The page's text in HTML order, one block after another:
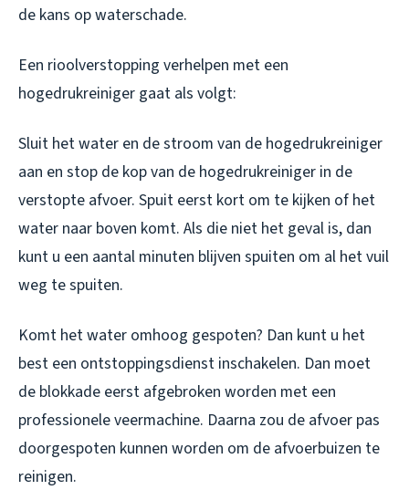
de kans op waterschade.
Een rioolverstopping verhelpen met een
hogedrukreiniger gaat als volgt:
Sluit het water en de stroom van de hogedrukreiniger
aan en stop de kop van de hogedrukreiniger in de
verstopte afvoer. Spuit eerst kort om te kijken of het
water naar boven komt. Als die niet het geval is, dan
kunt u een aantal minuten blijven spuiten om al het vuil
weg te spuiten.
Komt het water omhoog gespoten? Dan kunt u het
best een ontstoppingsdienst inschakelen. Dan moet
de blokkade eerst afgebroken worden met een
professionele veermachine. Daarna zou de afvoer pas
doorgespoten kunnen worden om de afvoerbuizen te
reinigen.